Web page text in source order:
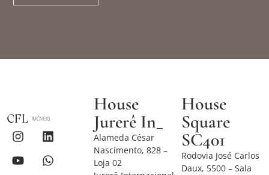
House
Jurerê In_
Alameda César
Nascimento, 828 –
Loja 02
House
Square
SC401
Rodovia José Carlos
Daux, 5500 – Sala